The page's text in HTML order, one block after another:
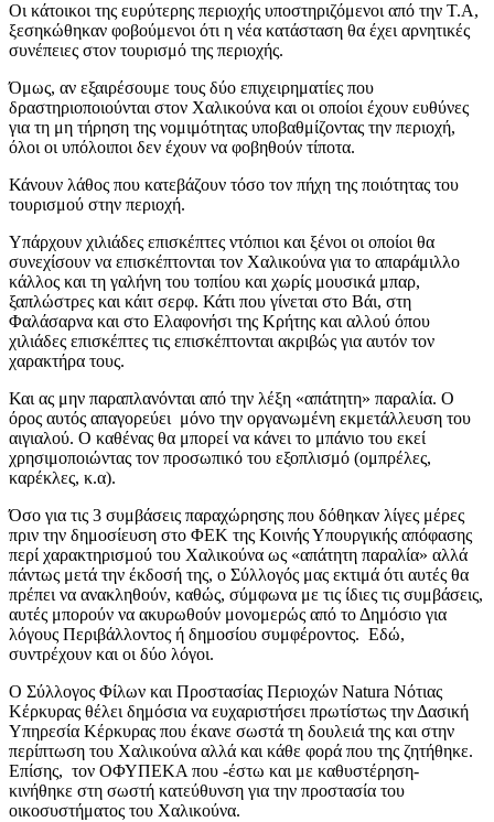
Οι κάτοικοι της ευρύτερης περιοχής υποστηριζόμενοι από την Τ.Α,
ξεσηκώθηκαν φοβούμενοι ότι η νέα κατάσταση θα έχει αρνητικές
συνέπειες στον τουρισμό της περιοχής.
Όμως, αν εξαιρέσουμε τους δύο επιχειρηματίες που
δραστηριοποιούνται στον Χαλικούνα και οι οποίοι έχουν ευθύνες
για τη μη τήρηση της νομιμότητας υποβαθμίζοντας την περιοχή,
όλοι οι υπόλοιποι δεν έχουν να φοβηθούν τίποτα.
Κάνουν λάθος που κατεβάζουν τόσο τον πήχη της ποιότητας του
τουρισμού στην περιοχή.
Υπάρχουν χιλιάδες επισκέπτες ντόπιοι και ξένοι οι οποίοι θα
συνεχίσουν να επισκέπτονται τον Χαλικούνα για το απαράμιλλο
κάλλος και τη γαλήνη του τοπίου και χωρίς μουσικά μπαρ,
ξαπλώστρες και κάιτ σερφ. Κάτι που γίνεται στο Βάι, στη
Φαλάσαρνα και στο Ελαφονήσι της Κρήτης και αλλού όπου
χιλιάδες επισκέπτες τις επισκέπτονται ακριβώς για αυτόν τον
χαρακτήρα τους.
Και ας μην παραπλανόνται από την λέξη «απάτητη» παραλία. Ο
όρος αυτός απαγορεύει μόνο την οργανωμένη εκμετάλλευση του
αιγιαλού. Ο καθένας θα μπορεί να κάνει το μπάνιο του εκεί
χρησιμοποιώντας τον προσωπικό του εξοπλισμό (ομπρέλες,
καρέκλες, κ.α).
Όσο για τις 3 συμβάσεις παραχώρησης που δόθηκαν λίγες μέρες
πριν την δημοσίευση στο ΦΕΚ της Κοινής Υπουργικής απόφασης
περί χαρακτηρισμού του Χαλικούνα ως «απάτητη παραλία» αλλά
πάντως μετά την έκδοσή της, ο Σύλλογός μας εκτιμά ότι αυτές θα
πρέπει να ανακληθούν, καθώς, σύμφωνα με τις ίδιες τις συμβάσεις,
αυτές μπορούν να ακυρωθούν μονομερώς από το Δημόσιο για
λόγους Περιβάλλοντος ή δημοσίου συμφέροντος. Εδώ,
συντρέχουν και οι δύο λόγοι.
Ο Σύλλογος Φίλων και Προστασίας Περιοχών Natura Νότιας
Κέρκυρας θέλει δημόσια να ευχαριστήσει πρωτίστως την Δασική
Υπηρεσία Κέρκυρας που έκανε σωστά τη δουλειά της και στην
περίπτωση του Χαλικούνα αλλά και κάθε φορά που της ζητήθηκε.
Επίσης, τον ΟΦΥΠΕΚΑ που -έστω και με καθυστέρηση-
κινήθηκε στη σωστή κατεύθυνση για την προστασία του
οικοσυστήματος του Χαλικούνα.